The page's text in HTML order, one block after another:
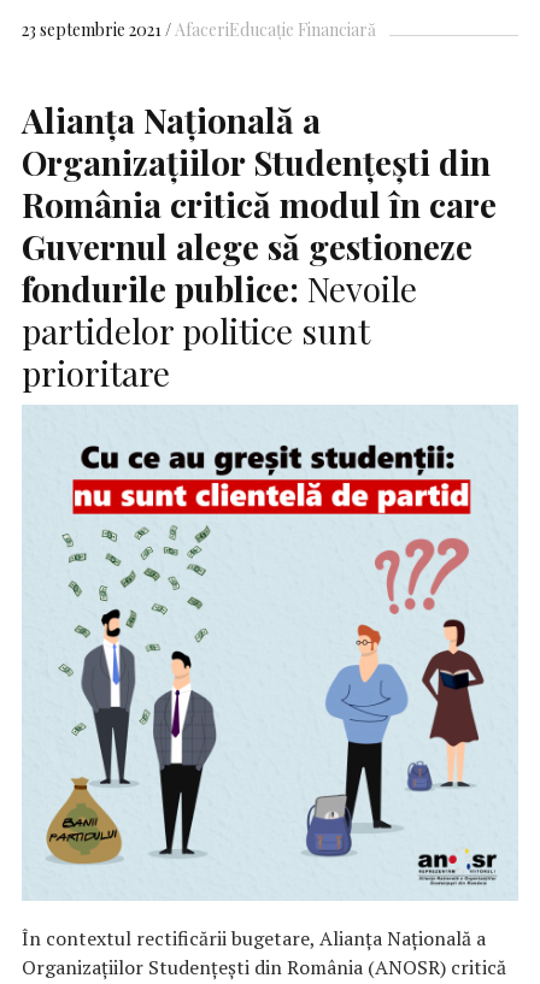
23 septembrie 2021 AfaceriEducație Financiară
Alianța Națională a
Organizațiilor Studențești din
România critică modul în care
Guvernul alege să gestioneze
fondurile publice: Nevoile
partidelor politice sunt
prioritare
În contextul rectificării bugetare, Alianța Națională a
Organizațiilor Studențești din România (ANOSR) critică